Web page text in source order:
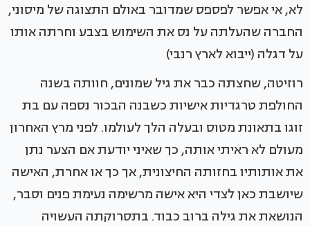
לא, אי אפשר לפספס שמדובר באולם התצוגה של מיסוני,
החברה שהעלתה על נס את השימוש בצבע וחרתה אותו
על דגלה (ייבוא לארץ רנבי)
רוזיטה, שחצתה כבר את גיל שמונים, חוותה בשנה
החולפת טרגדיות אישיות כשבנה הבכור נספה עם בת
זוגו בתאונת מטוס ובעלה הלך לעולמו. לפני מרץ האחרון
מעולם לא ראיתי אותה, כך שאיני יודעת אם הצער נתן
את אותותיו בחזותה החיצונית, אך כך או אחרת, האישה
שיושבת כאן לצדי היא אישה מרשימה נעימת פנים וסבר,
הנושאת את גילה ברוב כבוד. בתסרוקתה העשויה